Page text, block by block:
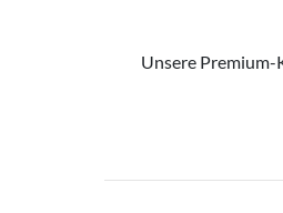
Unsere Premium-